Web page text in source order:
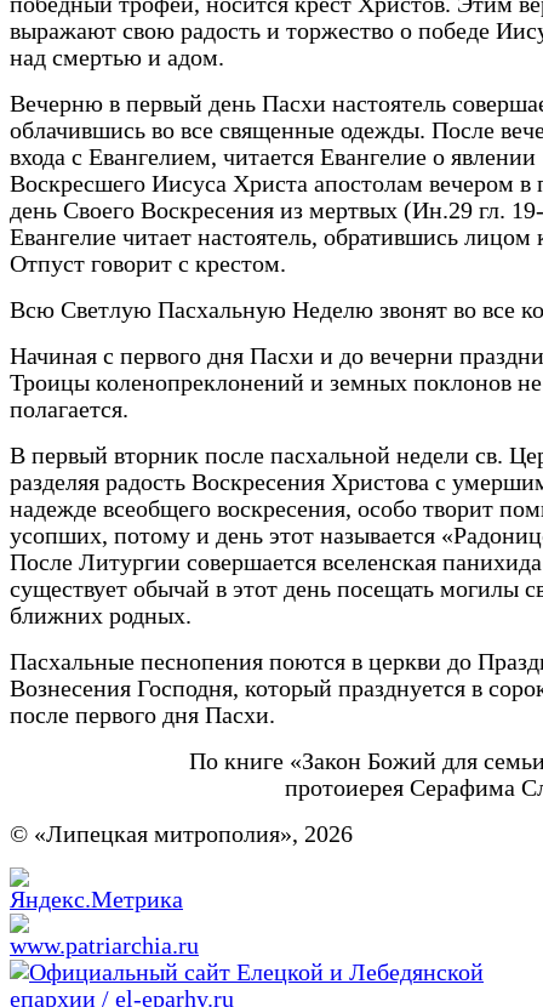
выражают свою радость и торжество о победе
над смертью и адом.
Вечерню в первый день Пасхи настоятель
облачившись во все священные одежды. После
входа с Евангелием, читается Евангелие о явлении
Воскресшего Иисуса Христа апостолам вечером в
день Своего Воскресения из мертвых (Ин.29 гл.
Евангелие читает настоятель, обратившись лицом
Отпуст говорит с крестом.
Всю Светлую Пасхальную Неделю звонят во все
Начиная с первого дня Пасхи и до вечерни
Троицы коленопреклонений и земных поклонов не
полагается.
В первый вторник после пасхальной недели св.
разделяя радость Воскресения Христова с
надежде всеобщего воскресения, особо творит
усопших, потому и день этот называется
После Литургии совершается вселенская
существует обычай в этот день посещать могилы
ближних родных.
Пасхальные песнопения поются в церкви до
Вознесения Господня, который празднуется в
после первого дня Пасхи.
По книге «Закон Божий для
протоиерея Серафима
© «Липецкая митрополия», 2026